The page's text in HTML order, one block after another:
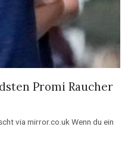
Promi Raucher
via mirror.co.uk Wenn du ein